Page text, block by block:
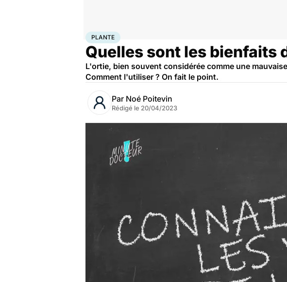
AccueilSanté
PLANTE
Quelles sont les bienfaits
L'ortie, bien souvent considérée comme une
Comment l'utiliser ? On fait le point.
Par Noé Poitevin
Rédigé le 20/04/2023